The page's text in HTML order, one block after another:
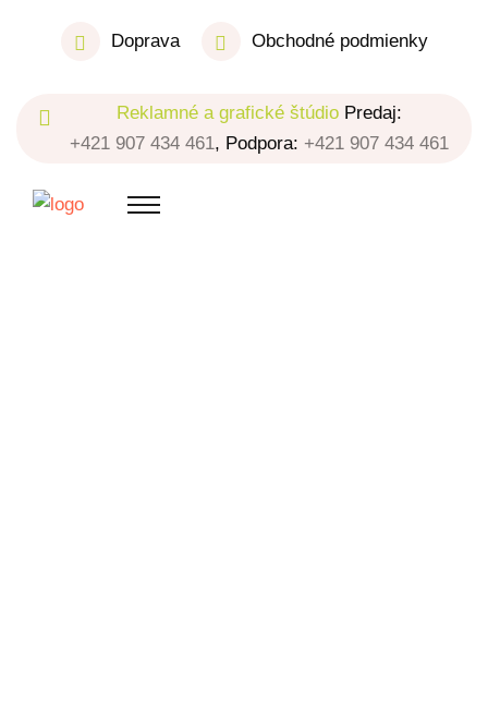
Doprava Obchodné podmienky
Reklamné a grafické štúdio Predaj:
+421 907 434 461, Podpora: +421 907 434 461